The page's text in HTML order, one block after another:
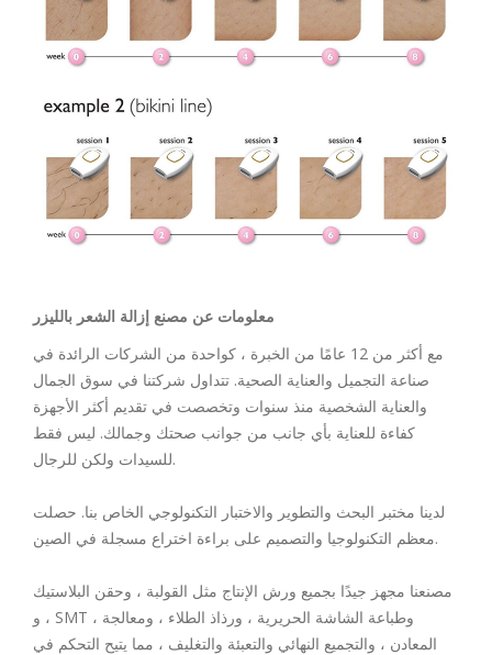
معلومات عن مصنع إزالة الشعر بالليزر
مع أكثر من 12 عامًا من الخبرة ، كواحدة من الشركات الرائدة في
صناعة التجميل والعناية الصحية. تتداول شركتنا في سوق الجمال
والعناية الشخصية منذ سنوات وتخصصت في تقديم أكثر الأجهزة
كفاءة للعناية بأي جانب من جوانب صحتك وجمالك. ليس فقط
للسيدات ولكن للرجال.
لدينا مختبر البحث والتطوير والاختبار التكنولوجي الخاص بنا. حصلت
معظم التكنولوجيا والتصميم على براءة اختراع مسجلة في الصين.
مصنعنا مجهز جيدًا بجميع ورش الإنتاج مثل القولبة ، وحقن البلاستيك
، و SMT ، وطباعة الشاشة الحريرية ، ورذاذ الطلاء ، ومعالجة
المعادن ، والتجميع النهائي والتعبئة والتغليف ، مما يتيح التحكم في